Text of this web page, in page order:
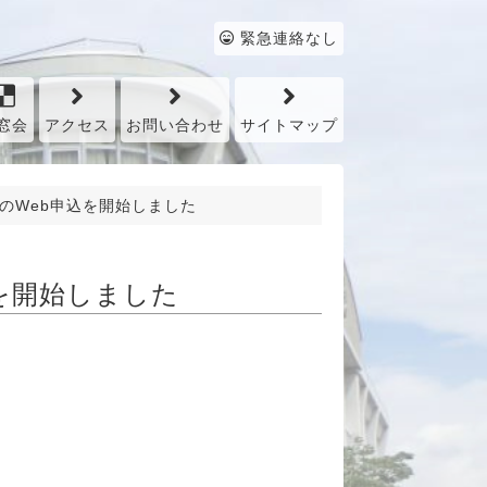
緊急連絡なし
会 アクセス お問い合わせ サイトマップ
Web申込を開始しました
始しました